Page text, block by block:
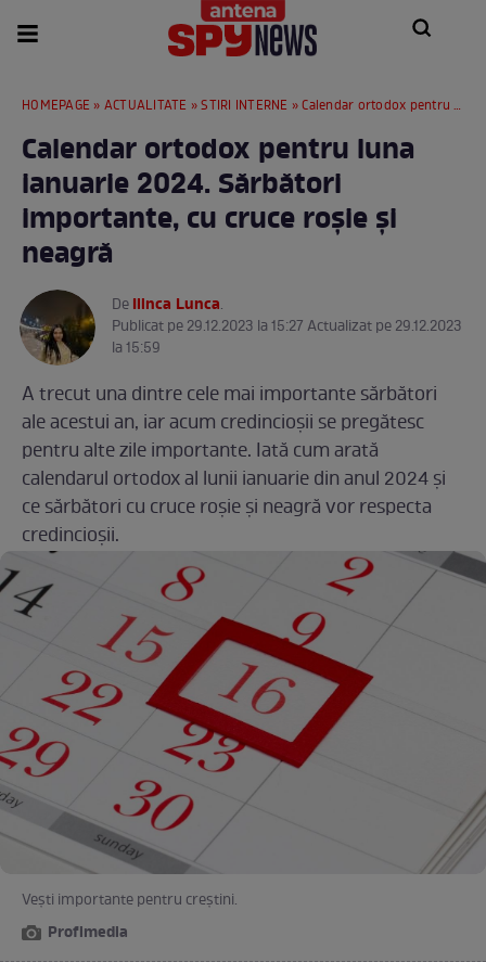
HOMEPAGE » ACTUALITATE »STIRI INTERNE » Calendar ortodox pentru luna ianuarie 2024. Sărbători importante, cu cruce roșie și neagră
Calendar ortodox pentru luna
ianuarie 2024. Sărbători
importante, cu cruce roșie și
neagră
DeIlinca Lunca.
Publicat pe 29.12.2023 la 15:27 Actualizat pe 29.12.2023
la 15:59
A trecut una dintre cele mai importante sărbători
ale acestui an, iar acum credincioșii se pregătesc
pentru alte zile importante. Iată cum arată
calendarul ortodox al lunii ianuarie din anul 2024 și
ce sărbători cu cruce roșie și neagră vor respecta
credincioșii.
Vești importante pentru creștini.
Profimedia